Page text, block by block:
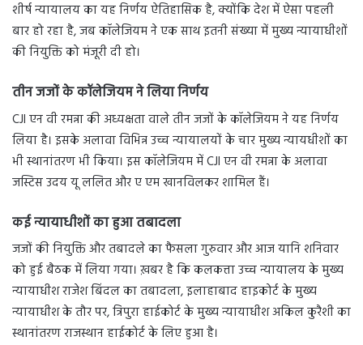
शीर्ष न्यायालय का यह निर्णय ऐतिहासिक है, क्योंकि देश में ऐसा पहली
बार हो रहा है, जब कॉलेजियम ने एक साथ इतनी संख्या में मुख्य न्यायाधीशों
की नियुक्ति को मंजूरी दी हो।
तीन जजों के कॉलेजियम ने लिया निर्णय
CJI एन वी रमन्ना की अध्यक्षता वाले तीन जजों के कॉलेजियम ने यह निर्णय
लिया है। इसके अलावा विभिन्न उच्च न्यायालयों के चार मुख्य न्यायधीशों का
भी स्थानांतरण भी किया। इस कॉलेजियम में CJI एन वी रमन्ना के अलावा
जस्टिस उदय यू ललित और ए एम खानविलकर शामिल हैं।
कई न्यायाधीशों का हुआ तबादला
जजों की नियुक्ति और तबादले का फैसला गुरुवार और आज यानि शनिवार
को हुई बैठक में लिया गया। ख़बर है कि कलकत्ता उच्च न्यायालय के मुख्य
न्यायाधीश राजेश बिंदल का तबादला, इलाहाबाद हाइकोर्ट के मुख्य
न्यायाधीश के तौर पर, त्रिपुरा हाईकोर्ट के मुख्य न्यायाधीश अकिल कुरैशी का
स्थानांतरण राजस्थान हाईकोर्ट के लिए हुआ है।